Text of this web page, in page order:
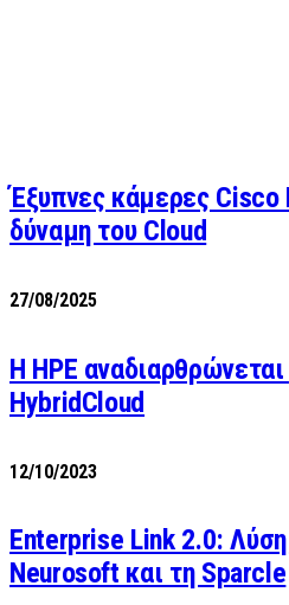
Έξυπνες κάμερες Cisco
δύναμη του Cloud
27/08/2025
H HPE
HybridCloud
12/10/2023
Enterprise Link 2.0:
Neurosoft και τη Sparcle